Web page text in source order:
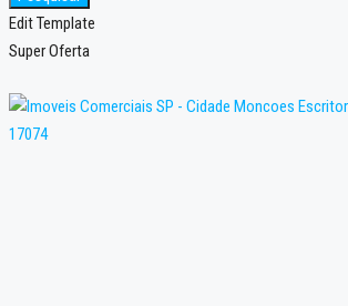
Edit Template
Super Oferta